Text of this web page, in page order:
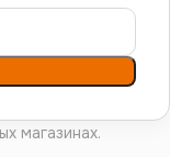
магазинах.